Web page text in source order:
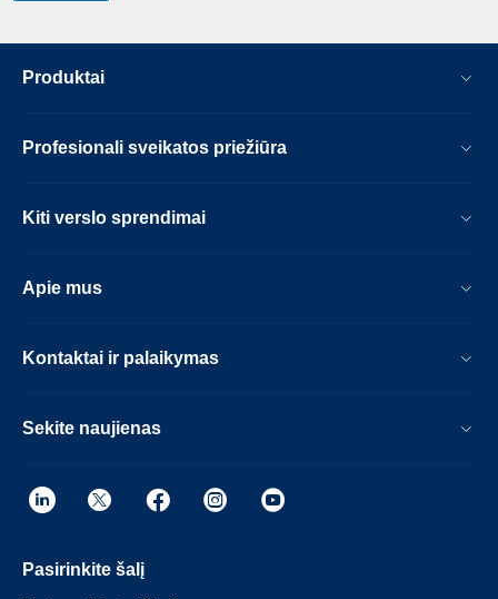
Produktai
Profesionali sveikatos priežiūra
Kiti verslo sprendimai
Apie mus
Kontaktai ir palaikymas
Sekite naujienas
Pasirinkite šalį